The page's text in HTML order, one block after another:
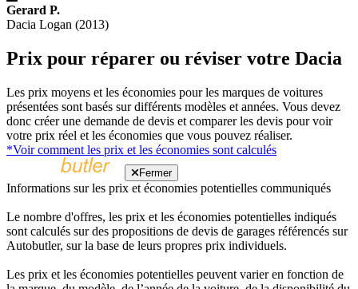
Gerard P.
Dacia Logan (2013)
Prix pour réparer ou réviser votre Dacia
Les prix moyens et les économies pour les marques de voitures
présentées sont basés sur différents modèles et années. Vous devez
donc créer une demande de devis et comparer les devis pour voir
votre prix réel et les économies que vous pouvez réaliser.
*Voir comment les prix et les économies sont calculés
Fermer
Informations sur les prix et économies potentielles communiqués
Le nombre d'offres, les prix et les économies potentielles indiqués
sont calculés sur des propositions de devis de garages référencés sur
Autobutler, sur la base de leurs propres prix individuels.
Les prix et les économies potentielles peuvent varier en fonction de